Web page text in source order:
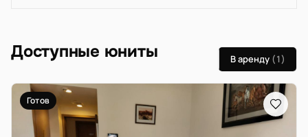
Доступные юниты В аренду (1)
Готов